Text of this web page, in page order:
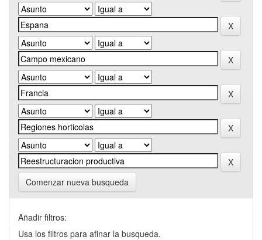
Comenzar nueva busqueda
Añadir filtros:
Usa los filtros para afinar la busqueda.